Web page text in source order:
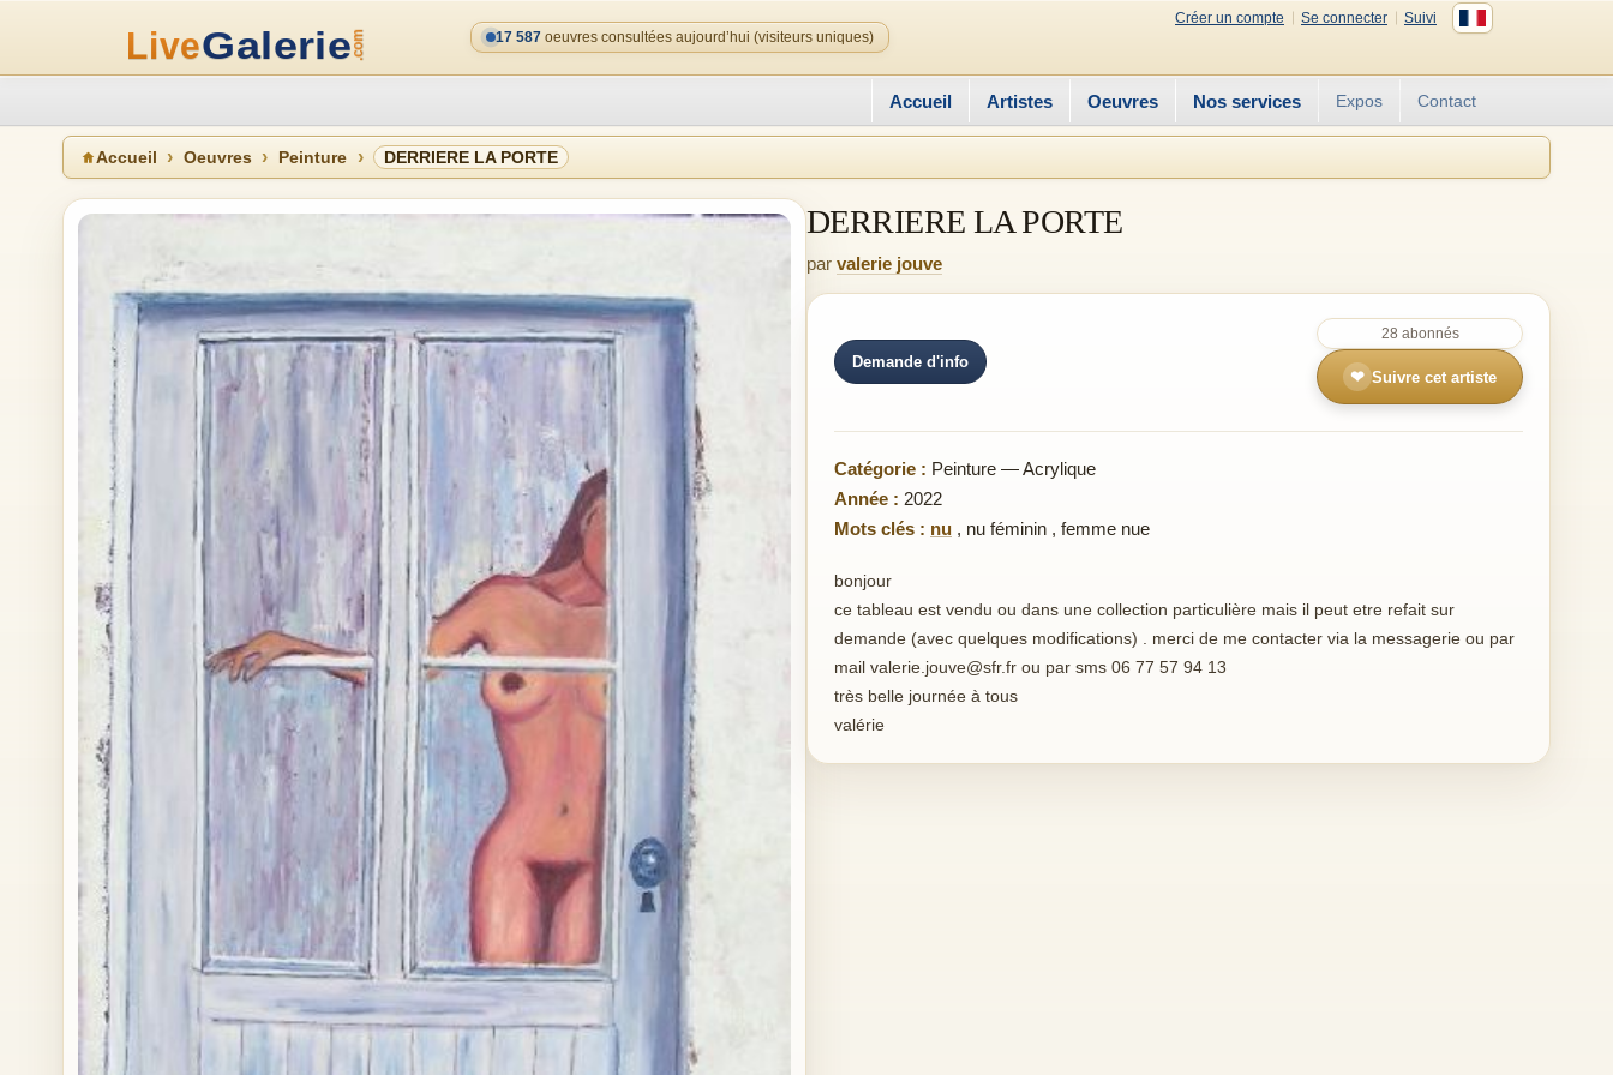
Créer un compte Se connecter
Suivi
17 587 oeuvres consultées aujourd’hui (visiteurs uniques)
Accueil Artistes Oeuvres Nos services Expos Contact
Accueil Oeuvres Peinture DERRIERE LA PORTE
DERRIERE LA PORTE
par valerie jouve
Demande d'info
28 abonnés
❤ Suivre cet artiste
Catégorie : Peinture — Acrylique
Année : 2022
Mots clés : nu , nu féminin , femme nue
bonjour
ce tableau est vendu ou dans une collection particulière mais il peut etre refait sur
demande (avec quelques modifications) . merci de me contacter via la messagerie ou par
mail valerie.jouve@sfr.fr ou par sms 06 77 57 94 13
très belle journée à tous
valérie